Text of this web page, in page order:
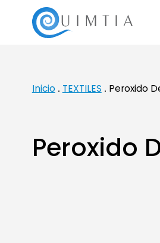
Inicio
TEXTILES Peroxido
Peroxido